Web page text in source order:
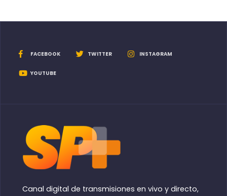
FACEBOOK TWITTER INSTAGRAM
YOUTUBE
Canal digital de transmisiones en vivo y directo,